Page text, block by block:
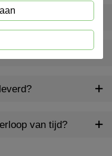
producten aan?
van tijd?